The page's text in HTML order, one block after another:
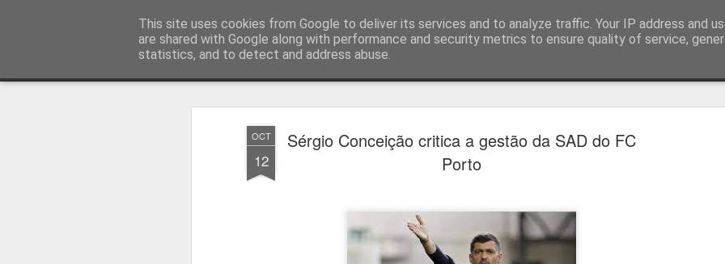
OCT
12
Sérgio Conceição critica a gestão da SAD do FC
Porto
This site uses cookies from Google to deliver its services and to analyze traffic. Your IP address and
are shared with Google along with performance and security metrics to ensure quality of service,
statistics, and to detect and address abuse.
Press Magazine
AUG
7
Estoril e Famalicão empatam no
arranque do campeonato